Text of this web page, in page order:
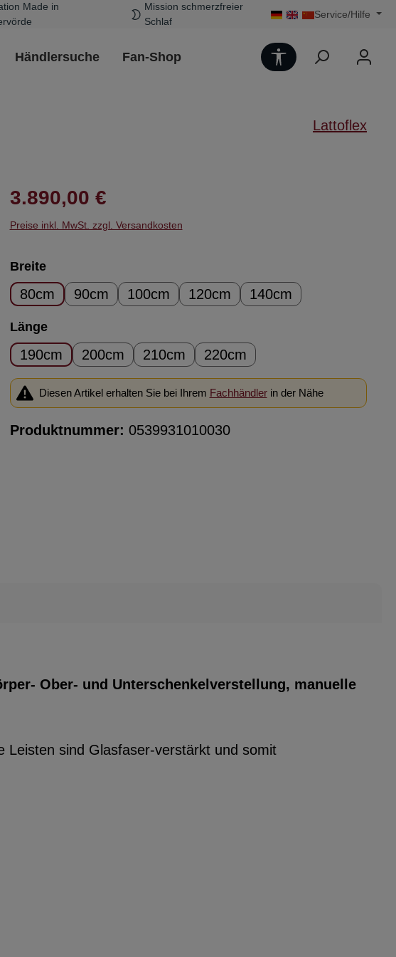
Made in
Mission schmerzfreier
Schlaf
Service/Hilfe
Händlersuche Fan-Shop Werkzeugleiste
Lattoflex
Regulärer Preis:
3.890,00 €
Preise inkl. MwSt. zzgl. Versandkosten
Breiteauswählen
80cm 90cm 100cm 120cm 140cm
Längeauswählen
190cm 200cm 210cm 220cm
Diesen Artikel erhalten Sie bei Ihrem Fachhändlerin der Nähe
Produktnummer: 0539931010030
Ober- und Unterschenkelverstellung, manuelle
Leisten sind Glasfaser-verstärkt und somit